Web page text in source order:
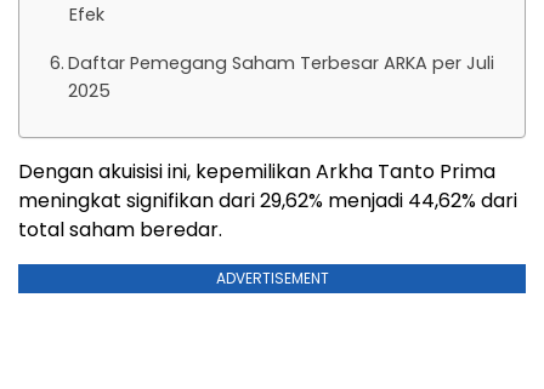
Efek
Daftar Pemegang Saham Terbesar ARKA per Juli
2025
Dengan akuisisi ini, kepemilikan Arkha Tanto Prima
meningkat signifikan dari 29,62% menjadi 44,62% dari
total saham beredar.
ADVERTISEMENT